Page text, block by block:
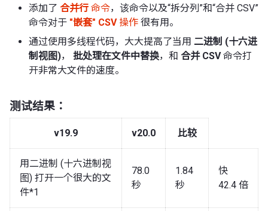
添加了 合并行 命令，该命令以及“拆分列”和“合并 CSV”
命令对于 "嵌套" CSV操作 很有用。
通过使用多线程代码，大大提高了当用 二进制 (十六进
制视图)， 批处理在文件中替换，和 合并 CSV命令打
开非常大文件的速度。
测试结果：
v19.9 v20.0 比较
用二进制 (十六进制视
图) 打开一个很大的文
件*1
78.0
秒
1.84
秒
快
42.4 倍